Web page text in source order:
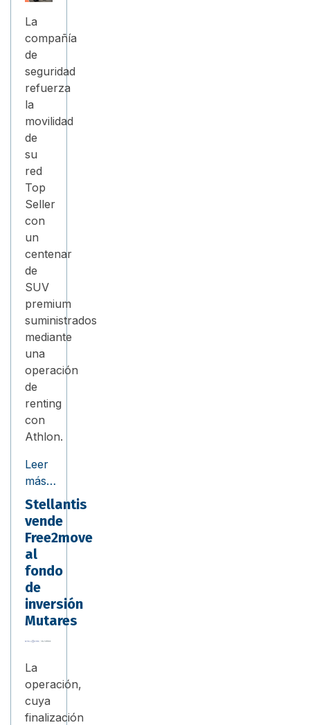
La
compañía
de
seguridad
refuerza
la
movilidad
de
su
red
Top
Seller
con
un
centenar
de
SUV
premium
suministrados
mediante
una
operación
de
renting
con
Athlon.
Leer
más…
Stellantis
vende
Free2move
al
fondo
de
inversión
Mutares
La
operación,
cuya
finalización